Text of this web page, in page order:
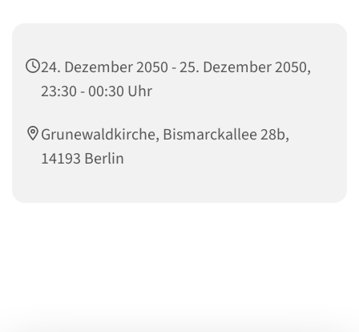
24. Dezember 2050 - 25. Dezember 2050,
23:30 - 00:30 Uhr
Grunewaldkirche, Bismarckallee 28b,
14193 Berlin